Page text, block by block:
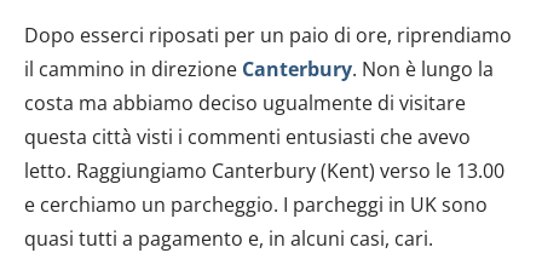
Dopo esserci riposati per un paio di ore, riprendiamo
il cammino in direzione Canterbury. Non è lungo la
costa ma abbiamo deciso ugualmente di visitare
questa città visti i commenti entusiasti che avevo
letto. Raggiungiamo Canterbury (Kent) verso le 13.00
e cerchiamo un parcheggio. I parcheggi in UK sono
quasi tutti a pagamento e, in alcuni casi, cari.